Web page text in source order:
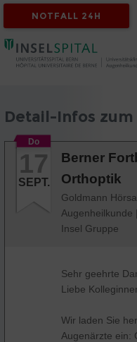
NOTFALL 24H
Detail-Infos zum
Do
17
SEPT.
Berner
Orthoptik
Goldmann
Augenheilkunde |
Insel Gruppe
Sehr geehrte
Liebe
Wir laden Sie
Augenärzte ein: